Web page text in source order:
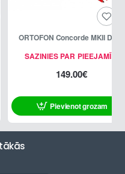
SAZINIES PAR PIEEJAMĪBU
ORTOFON Concorde MKII
149.00€
Pievienot grozam